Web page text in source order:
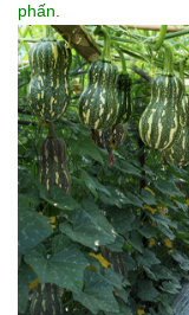
phấn.